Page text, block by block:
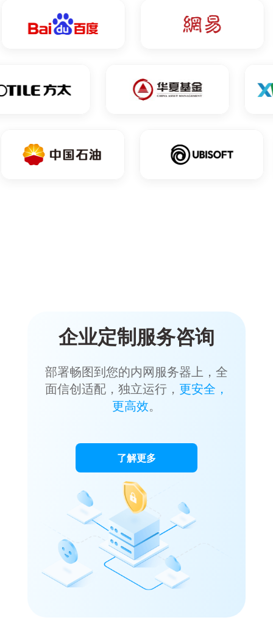
企业定制服务咨询
部署畅图到您的内网服务器上，全
面信创适配，独立运行， 更安全，
更高效。
了解更多